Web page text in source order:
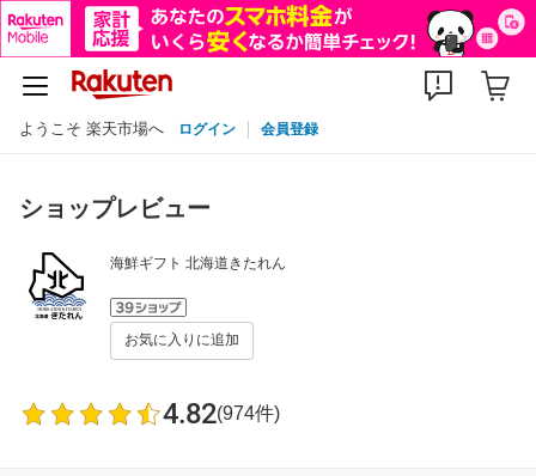
ようこそ 楽天市場へ ログイン 会員登録
ショップレビュー
海鮮ギフト 北海道きたれん
お気に入りに追加
4.82(974件)